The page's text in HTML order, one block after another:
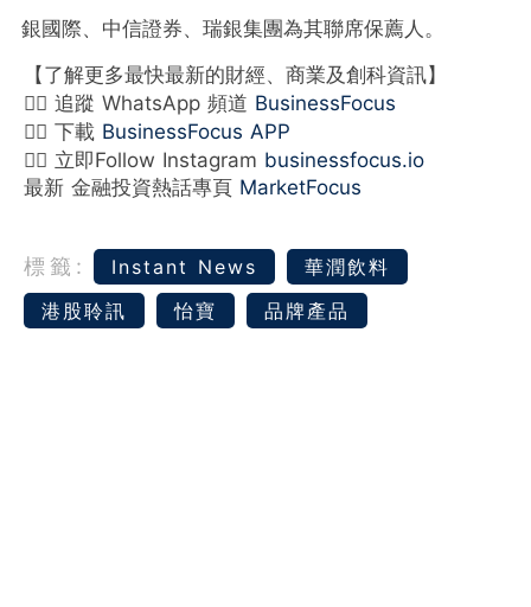
銀國際、中信證券、瑞銀集團為其聯席保薦人。
【了解更多最快最新的財經、商業及創科資訊】
👉🏻 追蹤 WhatsApp 頻道 BusinessFocus
👉🏻 下載 BusinessFocus APP
👉🏻 立即Follow Instagram businessfocus.io
最新 金融投資熱話專頁 MarketFocus
標籤: Instant News
華潤飲料
港股聆訊
怡寶 品牌產品